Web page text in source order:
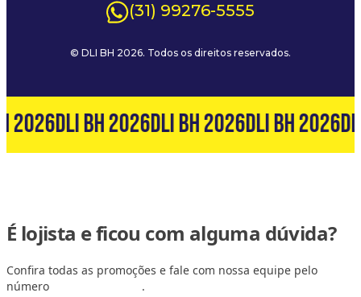
(31) 99276-5555
© DLI BH 2026. Todos os direitos reservados.
2026DLI BH 2026DLI BH 2026DLI BH 2026
É lojista e ficou com alguma dúvida?
Confira todas as promoções e fale com nossa equipe pelo
número
.